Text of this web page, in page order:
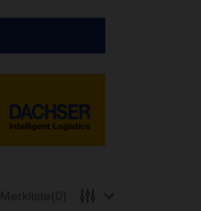
Merkliste(0)